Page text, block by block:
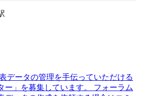
データの管理を手伝っていただける
ー」を募集しています。
フォーラム